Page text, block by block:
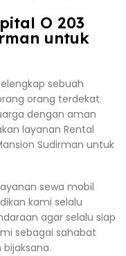
O 203
untuk
sebuah
orang terdekat.
dengan aman
layanan Rental
Sudirman untuk
sewa mobil
kami selalu
agar selalu siap
sebagai sahabat